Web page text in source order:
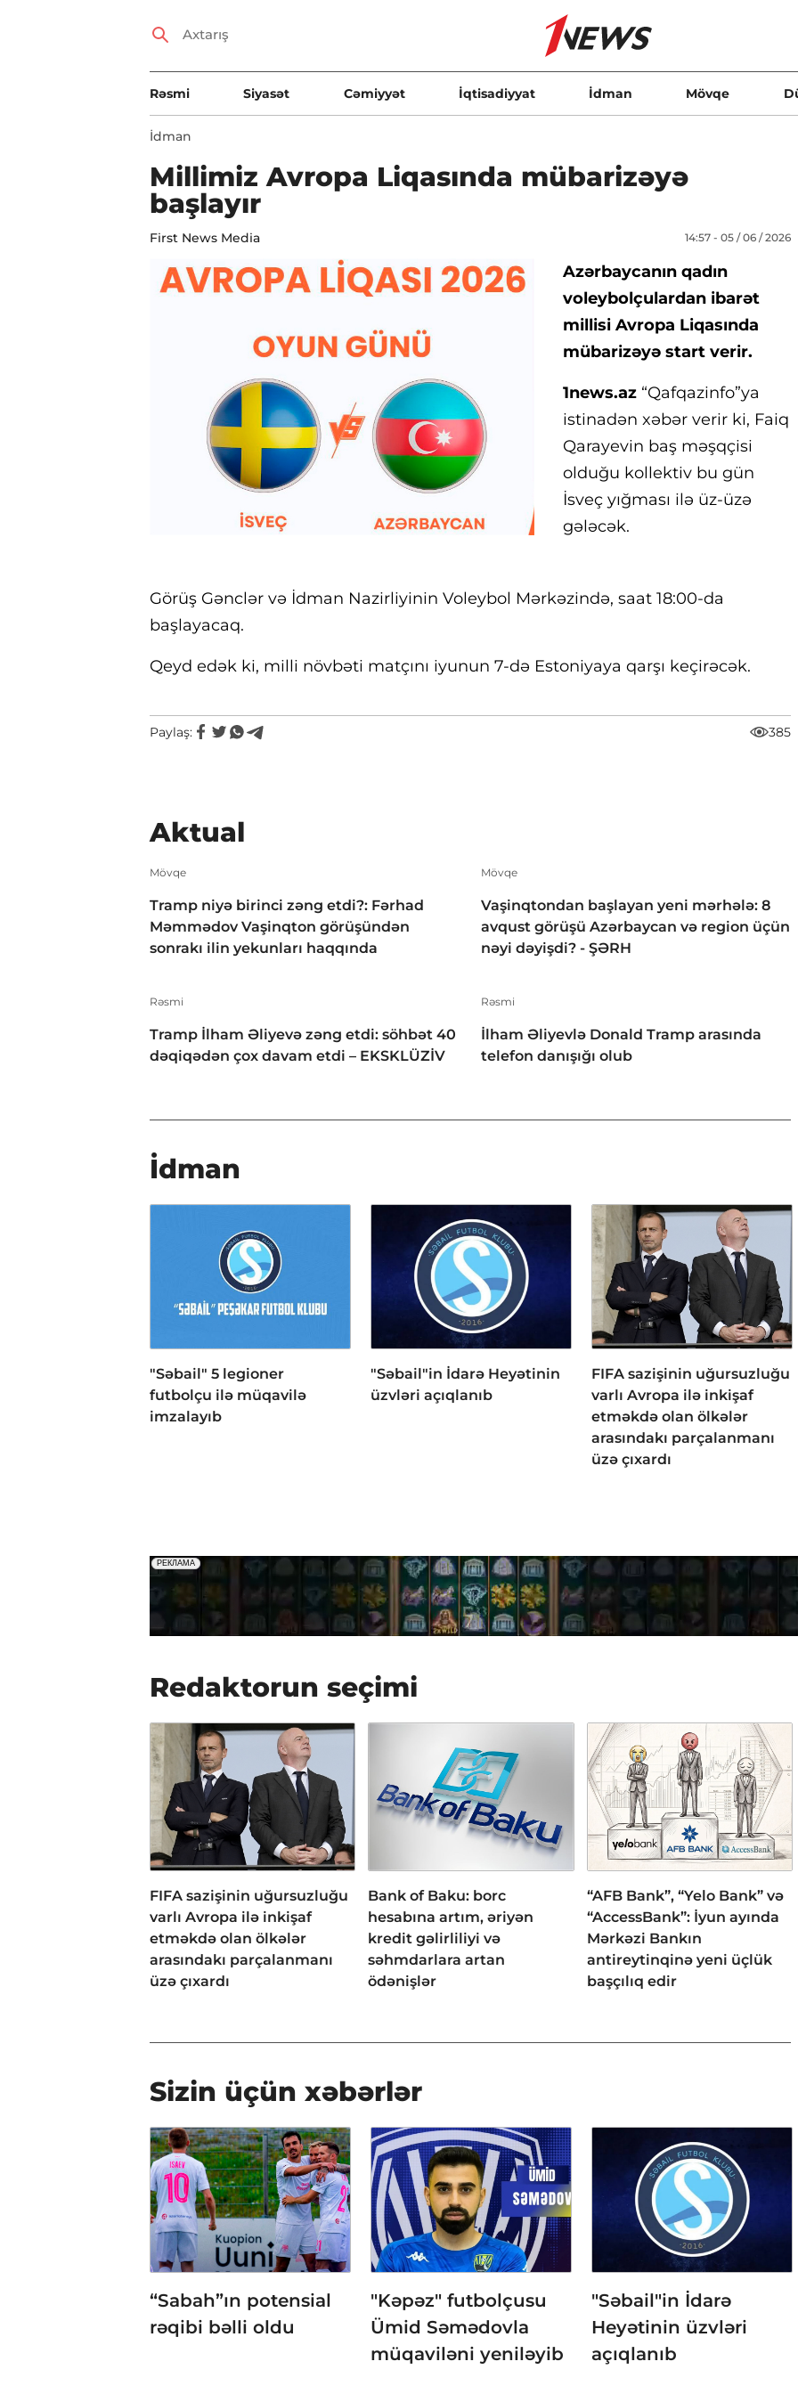
Rəsmi Siyasət Cəmiyyət İqtisadiyyat İdman Mövqe
İdman
Millimiz Avropa Liqasında mübarizəyə
başlayır
First News Media 14:57 - 05 / 06 / 2026
Azərbaycanın qadın
voleybolçulardan ibarət
millisi Avropa Liqasında
mübarizəyə start verir.
1news.az “Qafqazinfo”ya
istinadən xəbər verir ki, Faiq
Qarayevin baş məşqçisi
olduğu kollektiv bu gün
İsveç yığması ilə üz-üzə
gələcək.
Görüş Gənclər və İdman Nazirliyinin Voleybol Mərkəzində, saat 18:00-da
başlayacaq.
Qeyd edək ki, milli növbəti matçını iyunun 7-də Estoniyaya qarşı keçirəcək.
Paylaş: 385
Aktual
Mövqe
Tramp niyə birinci zəng etdi?: Fərhad
Məmmədov Vaşinqton görüşündən
sonrakı ilin yekunları haqqında
Mövqe
Vaşinqtondan başlayan yeni mərhələ: 8
avqust görüşü Azərbaycan və region üçün
nəyi dəyişdi? - ŞƏRH
Rəsmi
Tramp İlham Əliyevə zəng etdi: söhbət 40
dəqiqədən çox davam etdi – EKSKLÜZİV
Rəsmi
İlham Əliyevlə Donald Tramp arasında
telefon danışığı olub
İdman
"Səbail" 5 legioner
futbolçu ilə müqavilə
imzalayıb
"Səbail"in İdarə Heyətinin
üzvləri açıqlanıb
FIFA sazişinin uğursuzluğu
varlı Avropa ilə inkişaf
etməkdə olan ölkələr
arasındakı parçalanmanı
üzə çıxardı
Redaktorun seçimi
FIFA sazişinin uğursuzluğu
varlı Avropa ilə inkişaf
etməkdə olan ölkələr
arasındakı parçalanmanı
üzə çıxardı
Bank of Baku: borc
hesabına artım, əriyən
kredit gəlirliliyi və
səhmdarlara artan
ödənişlər
“AFB Bank”, “Yelo Bank” və
“AccessBank”: İyun ayında
Mərkəzi Bankın
antireytinqinə yeni üçlük
başçılıq edir
Sizin üçün xəbərlər
“Sabah”ın potensial
rəqibi bəlli oldu
"Kəpəz" futbolçusu
Ümid Səmədovla
müqaviləni yeniləyib
"Səbail"in İdarə
Heyətinin üzvləri
açıqlanıb